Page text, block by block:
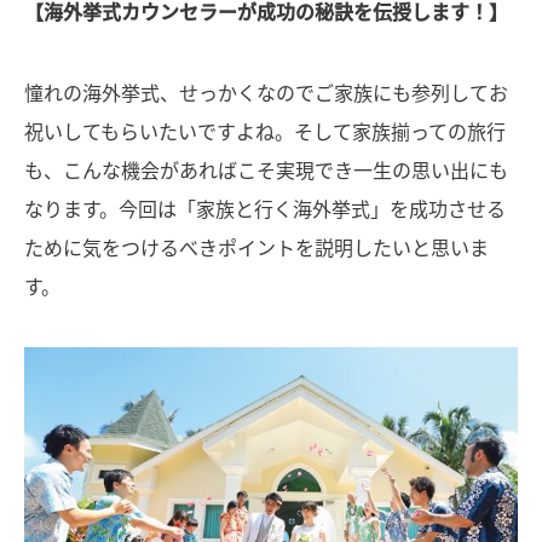
【海外挙式カウンセラーが成功の秘訣を伝授します！】
憧れの海外挙式、せっかくなのでご家族にも参列してお
祝いしてもらいたいですよね。そして家族揃っての旅行
も、こんな機会があればこそ実現でき一生の思い出にも
なります。今回は「家族と行く海外挙式」を成功させる
ために気をつけるべきポイントを説明したいと思いま
す。